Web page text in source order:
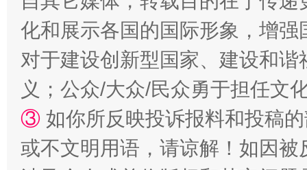
“蜀中异人”王建安的艺术幻境
化和展示各国的国际形象，增
对于建设创新型国家、建设和
义；公众/大众/民众勇于担任文
③ 如你所反映投诉报料和投稿
或不文明用语，请谅解！如因